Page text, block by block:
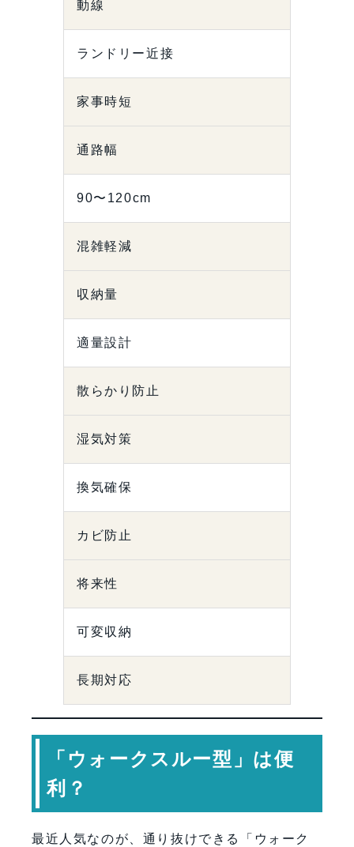
動線
ランドリー近接
家事時短
通路幅
90〜120cm
混雑軽減
収納量
適量設計
散らかり防止
湿気対策
換気確保
カビ防止
将来性
可変収納
長期対応
「ウォークスルー型」は便
利？
最近人気なのが、通り抜けできる「ウォーク